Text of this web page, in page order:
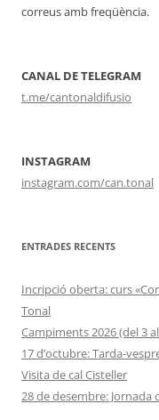
correus amb freqüència.
CANAL DE TELEGRAM
t.me/cantonaldifusio
INSTAGRAM
instagram.com/can.tonal
ENTRADES RECENTS
Incripció oberta: curs
Tonal
Campiments 2026 (del 3
17 d’octubre: Tarda-
Visita de cal Cisteller
28 de desembre: Jornada